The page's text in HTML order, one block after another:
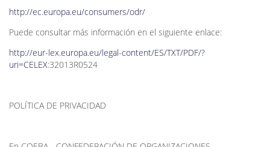
http://ec.europa.eu/consumers/odr/
Puede consultar más información en el siguiente enlace:
http://eur-lex.europa.eu/legal-content/ES/TXT/PDF/?
uri=CELEX:32013R0524
POLÍTICA DE PRIVACIDAD